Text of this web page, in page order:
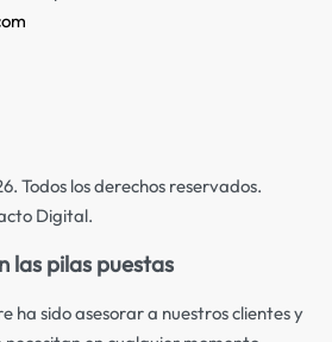
Todos los derechos reservados.
Digital.
las pilas puestas
ha sido asesorar a nuestros clientes y